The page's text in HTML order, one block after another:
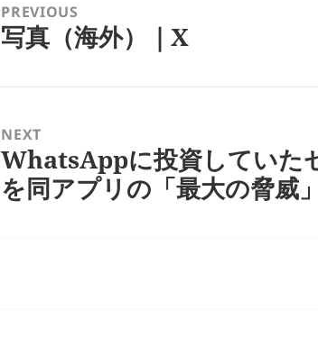
PREVIOUS
Previous
写真（海外）｜X
NEXT
Next
post:
WhatsAppに投資していた
を同アプリの「最大の脅威